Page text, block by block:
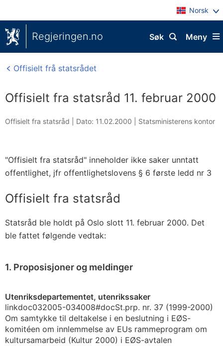
Norsk
Regjeringen.no Meny
Søk
Offisielt frå statsrådet
Offisielt fra statsråd 11. februar 2000
Offisielt fra statsråd | Dato: 11.02.2000 Statsministerens kontor
"Offisielt fra statsråd" inneholder ikke saker unntatt
offentlighet, jfr offentlighetslovens § 6 første ledd nr 3
Offisielt fra statsråd
Statsråd ble holdt på Oslo slott 11. februar 2000. Det
ble fattet følgende vedtak:
1. Proposisjoner og meldinger
Utenriksdepartementet, utenrikssaker
linkdoc032005-034008#docSt.prp. nr. 37 (1999-2000)
Om samtykke til deltakelse i en beslutning i EØS-
komitéen om innlemmelse av EUs rammeprogram om
kultursamarbeid (Kultur 2000) i EØS-avtalen